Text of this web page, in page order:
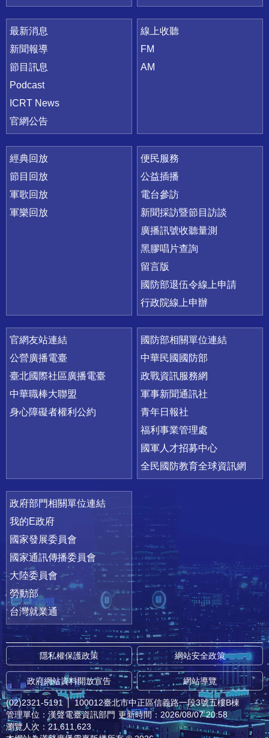
最新消息
新聞報導
節目訊息
Podcast
ICRT News
官網公告
線上收聽
FM
AM
經典回放
節目回放
軍歌回放
軍樂回放
便民服務
公益插播
電台參訪
新聞採訪暨節目訪談
廣播訊號收聽量測
黑膠唱片查詢
留言版
國防部退伍令線上申請
行政院線上申辦
官網友站連結
公營廣播電臺
臺北國際社區廣播電臺
中華職棒大聯盟
身心障礙者權利公約
國防部相關單位連結
中華民國國防部
政戰資訊服務網
軍事新聞通訊社
青年日報社
福利事業管理處
國軍人才招募中心
全民國防教育全球資訊網
政府部門相關單位連結
我的E政府
國家發展委員會
國家通訊傳播委員會
大陸委員會
勞動部
台灣就業通
隱私權保護政策 網站安全政策
政府網站資料開放宣告 網站導覽
(02)2321-5191 │ 100012臺北市中正區信義路一段3號五樓B棟
管理單位：漢聲電臺資訊部門 更新時間：2026/08/07 20:58
瀏覽人次：21,611,623